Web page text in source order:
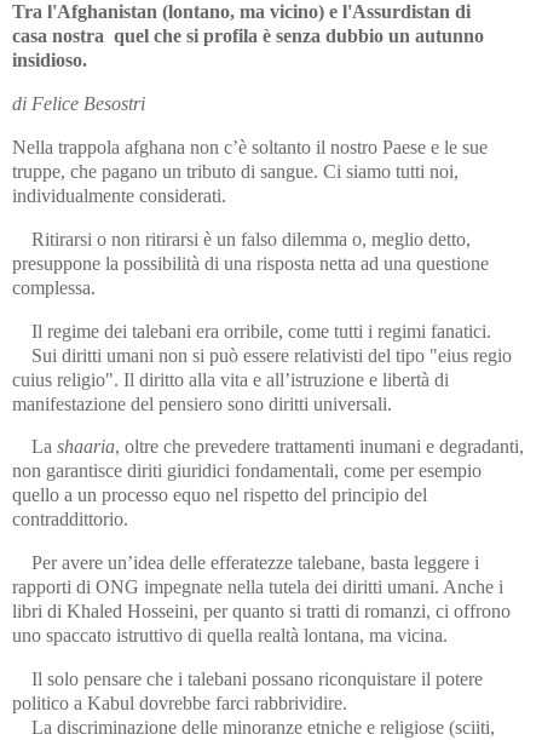
Tra l'Afghanistan (lontano, ma vicino) e l'Assurdistan di
casa nostra quel che si profila è senza dubbio un autunno
insidioso.
di Felice Besostri
Nella trappola afghana non c’è soltanto il nostro Paese e le sue
truppe, che pagano un tributo di sangue. Ci siamo tutti noi,
individualmente considerati.
Ritirarsi o non ritirarsi è un falso dilemma o, meglio detto,
presuppone la possibilità di una risposta netta ad una questione
complessa.
Il regime dei talebani era orribile, come tutti i regimi fanatici.
Sui diritti umani non si può essere relativisti del tipo "eius regio
cuius religio". Il diritto alla vita e all’istruzione e libertà di
manifestazione del pensiero sono diritti universali.
La shaaria, oltre che prevedere trattamenti inumani e degradanti,
non garantisce diriti giuridici fondamentali, come per esempio
quello a un processo equo nel rispetto del principio del
contraddittorio.
Per avere un’idea delle efferatezze talebane, basta leggere i
rapporti di ONG impegnate nella tutela dei diritti umani. Anche i
libri di Khaled Hosseini, per quanto si tratti di romanzi, ci offrono
uno spaccato istruttivo di quella realtà lontana, ma vicina.
Il solo pensare che i talebani possano riconquistare il potere
politico a Kabul dovrebbe farci rabbrividire.
La discriminazione delle minoranze etniche e religiose (sciiti,